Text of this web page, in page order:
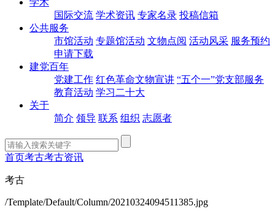
学术
国际交流 学术资讯 专家名录 投稿信箱
公共服务
市馆活动 专题馆活动 文物点阅 活动风采 服务预约
申请下载
建党百年
党建工作 红色革命文物宣讲 “五个一”党支部服务
教育活动 学习二十大
关于
简介 领导 联系 组织 志愿者
首页考古考古资讯
考古
/Template/Default/Column/20210324094511385.jpg